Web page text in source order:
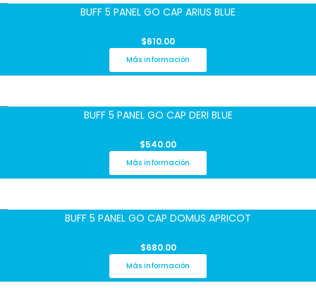
BUFF 5 PANEL GO CAP ARIUS BLUE
$610.00
Más información
BUFF 5 PANEL GO CAP DERI BLUE
$540.00
Más información
BUFF 5 PANEL GO CAP DOMUS APRICOT
$680.00
Más información